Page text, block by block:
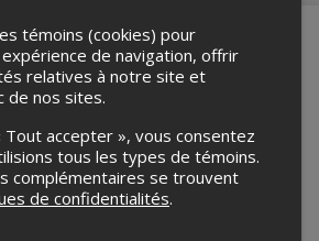
que vous n'êtes pas un
témoins (cookies) pour
de navigation, offrir
relatives à notre site et
de nos sites.
Tout accepter », vous consentez
tous les types de témoins.
complémentaires se trouvent
de confidentialités.